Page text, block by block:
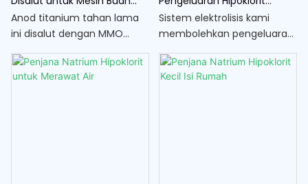
dan Sayuran Mesin Tinggi
Titanium Lama
Anod titanium tahan lama
ini disalut dengan MMO
(campuran logam oksida)
dan direka khusus untuk
digunakan dalam mesin
Natrium yang Selamat dan
Mudah
Sistem elektrolisis kami
membolehkan pengeluaran
hipoklorit natrium yang
selamat dan mudah secara
langsung di lokasi,